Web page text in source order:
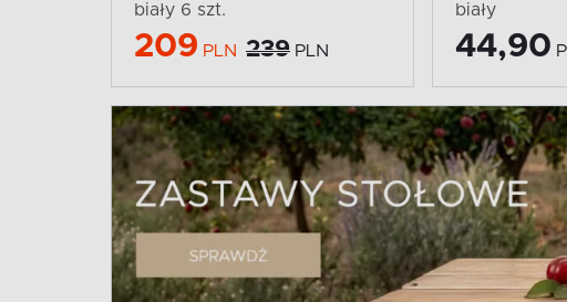
biały 6 szt.
209 PLN 239 PLN
biały
44,90